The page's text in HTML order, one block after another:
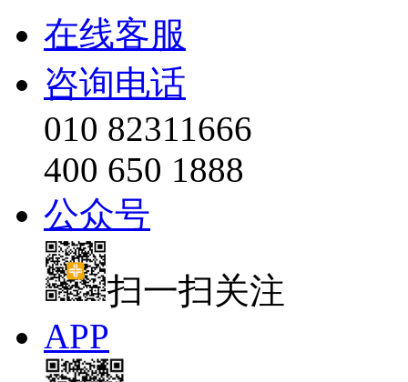
在线客服
咨询电话
010 82311666
400 650 1888
公众号
扫一扫关注
APP